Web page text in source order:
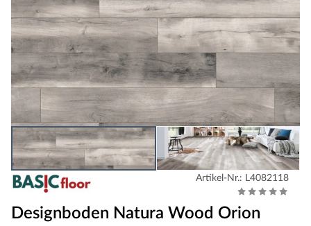
Artikel-Nr.: L4082118
Designboden Natura Wood Orion